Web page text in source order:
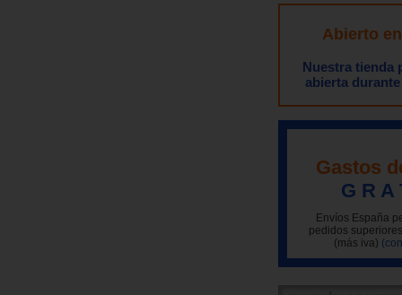
Abierto
Nuestra tienda
abierta
Gastos
G R A
Envíos España
pedidos
(más iva)